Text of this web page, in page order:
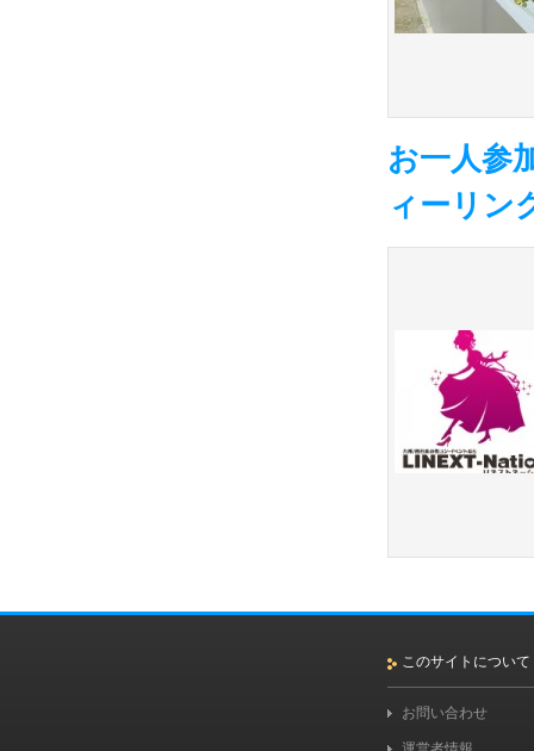
お一人参
ィーリン
このサイトについて
お問い合わせ